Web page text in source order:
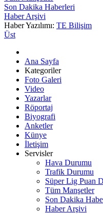
Son Dakika Haberleri
Haber Arşivi
Haber Yazılımı: TE Bilişim
Üst
Ana Sayfa
Kategoriler
Foto Galeri
Video
Yazarlar
Röportaj
Biyografi
Anketler
Künye
İletişim
Servisler
Hava Durumu
Trafik Durumu
Süper Lig Puan
Tüm Manşetler
Son Dakika
Haber Arşivi